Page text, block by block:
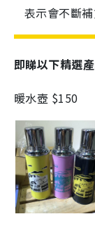
表示會不斷
即睇以下精選產
暖水壺 $150